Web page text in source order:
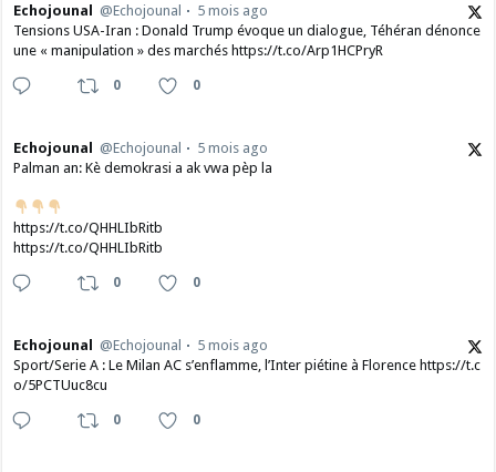
Echojounal @Echojounal
5 mois ago
Tensions USA-Iran : Donald Trump évoque un dialogue, Téhéran dénonce
une « manipulation » des marchés https://t.co/Arp1HCPryR
0 0
Echojounal @Echojounal
5 mois ago
Palman an: Kè demokrasi a ak vwa pèp la
https://t.co/QHHLIbRitb
https://t.co/QHHLIbRitb
0 0
Echojounal @Echojounal
5 mois ago
Sport/Serie A : Le Milan AC s’enflamme, l’Inter piétine à Florence https://t.c
o/5PCTUuc8cu
0 0